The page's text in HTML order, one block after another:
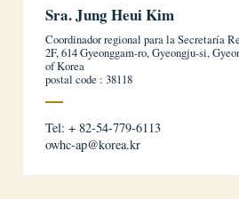
Sra. Jung Heui Kim
Coordinador regional para la Secretaría
2F, 614 Gyeonggam-ro, Gyeongju-si,
of Korea
postal code : 38118
Tel: + 82-54-779-6113
owhc-ap@korea.kr